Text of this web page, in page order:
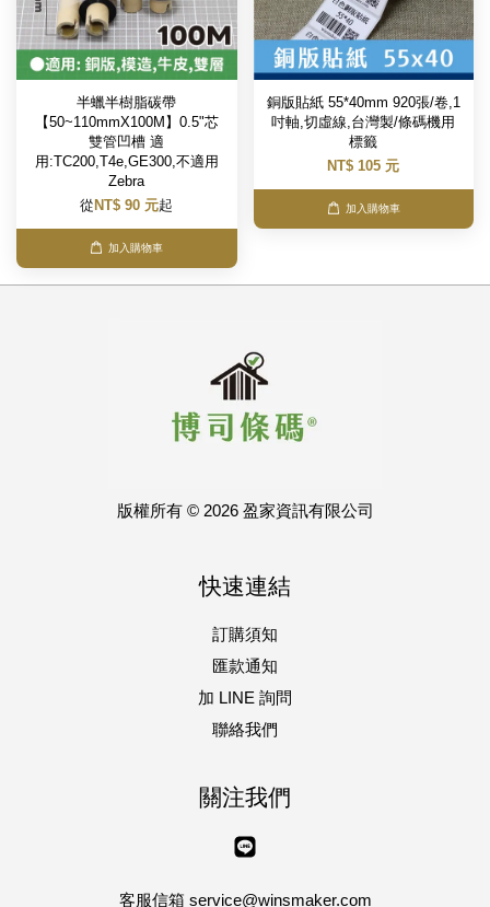
半蠟半樹脂碳帶
【50~110mmX100M】0.5"芯
雙管凹槽 適
用:TC200,T4e,GE300,不適用
Zebra
從 NT$ 90 元起
加入購物車
銅版貼紙 55*40mm 920張/卷,1
吋軸,切虛線,台灣製/條碼機用
標籤
NT$ 105 元
加入購物車
版權所有 © 2026 盈家資訊有限公司
快速連結
訂購須知
匯款通知
加 LINE 詢問
聯絡我們
關注我們
客服信箱 service@winsmaker.com